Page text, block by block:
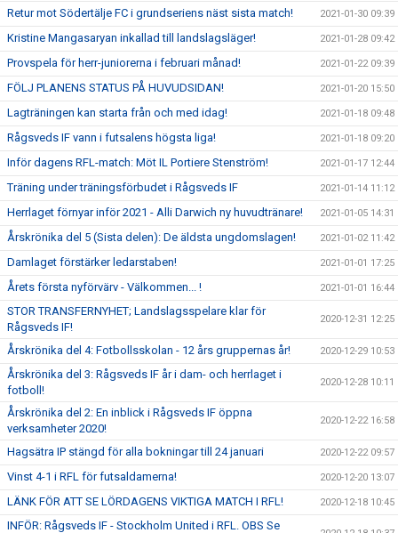
Retur mot Södertälje FC i grundseriens näst sista match! 2021-01-30 09:39
Kristine Mangasaryan inkallad till landslagsläger! 2021-01-28 09:42
Provspela för herr-juniorerna i februari månad! 2021-01-22 09:39
FÖLJ PLANENS STATUS PÅ HUVUDSIDAN! 2021-01-20 15:50
Lagträningen kan starta från och med idag! 2021-01-18 09:48
Rågsveds IF vann i futsalens högsta liga! 2021-01-18 09:20
Inför dagens RFL-match: Möt IL Portiere Stenström! 2021-01-17 12:44
Träning under träningsförbudet i Rågsveds IF 2021-01-14 11:12
Herrlaget förnyar inför 2021 - Alli Darwich ny huvudtränare! 2021-01-05 14:31
Årskrönika del 5 (Sista delen): De äldsta ungdomslagen! 2021-01-02 11:42
Damlaget förstärker ledarstaben! 2021-01-01 17:25
Årets första nyförvärv - Välkommen... ! 2021-01-01 16:44
STOR TRANSFERNYHET; Landslagsspelare klar för
Rågsveds IF!
2020-12-31 12:25
Årskrönika del 4: Fotbollsskolan - 12 års gruppernas år! 2020-12-29 10:53
Årskrönika del 3: Rågsveds IF år i dam- och herrlaget i
fotboll!
2020-12-28 10:11
Årskrönika del 2: En inblick i Rågsveds IF öppna
verksamheter 2020!
2020-12-22 16:58
Hagsätra IP stängd för alla bokningar till 24 januari 2020-12-22 09:57
Vinst 4-1 i RFL för futsaldamerna! 2020-12-20 13:07
LÄNK FÖR ATT SE LÖRDAGENS VIKTIGA MATCH I RFL! 2020-12-18 10:45
INFÖR: Rågsveds IF - Stockholm United i RFL. OBS Se